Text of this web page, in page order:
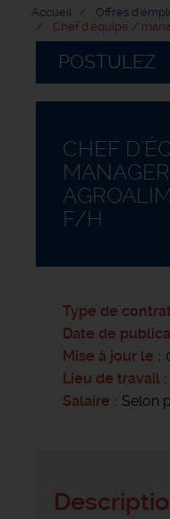
Accueil
Offres
Chef d'équipe /
POSTULEZ
CHEF
MANAGER
F/H
Type de contrat
Date de
Mise à jour le
Lieu de travail
Salaire
Selon